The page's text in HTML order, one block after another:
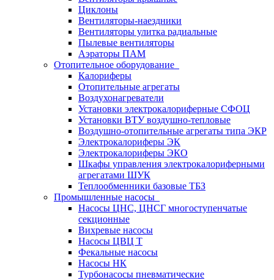
Циклоны
Вентиляторы-наездники
Вентиляторы улитка радиальные
Пылевые вентиляторы
Аэраторы ПАМ
Отопительное оборудование
Калориферы
Отопительные агрегаты
Воздухонагреватели
Установки электрокалориферные СФОЦ
Установки ВТУ воздушно-тепловые
Воздушно-отопительные агрегаты типа ЭКР
Электрокалориферы ЭК
Электрокалориферы ЭКО
Шкафы управления электрокалориферными
агрегатами ШУК
Теплообменники базовые ТБЗ
Промышленные насосы
Насосы ЦНС, ЦНСГ многоступенчатые
секционные
Вихревые насосы
Насосы ЦВЦ Т
Фекальные насосы
Насосы НК
Турбонасосы пневматические